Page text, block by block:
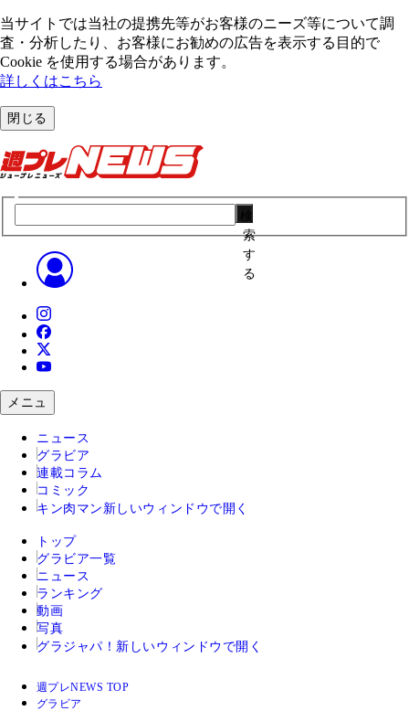
当サイトでは当社の提携先等がお客様のニーズ等について調
査・分析したり、お客様にお勧めの広告を表⽰する⽬的で
Cookie を使⽤する場合があります。
詳しくはこちら
閉じる
索
す
る
メニュ
ニュース
グラビア
連載コラム
コミック
キン肉マン 新しいウィンドウで開く
トップ
グラビア一覧
ニュース
ランキング
動画
写真
グラジャパ！ 新しいウィンドウで開く
週プレNEWS TOP
グラビア